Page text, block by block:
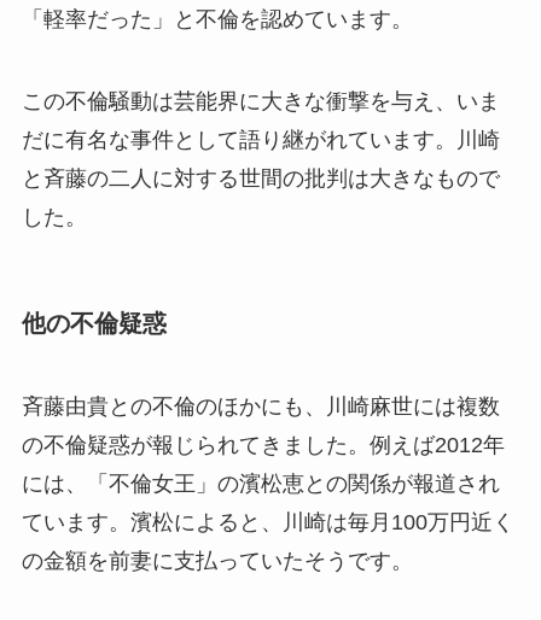
「軽率だった」と不倫を認めています。
この不倫騒動は芸能界に大きな衝撃を与え、いま
だに有名な事件として語り継がれています。川崎
と斉藤の二人に対する世間の批判は大きなもので
した。
他の不倫疑惑
斉藤由貴との不倫のほかにも、川崎麻世には複数
の不倫疑惑が報じられてきました。例えば2012年
には、「不倫女王」の濱松恵との関係が報道され
ています。濱松によると、川崎は毎月100万円近く
の金額を前妻に支払っていたそうです。